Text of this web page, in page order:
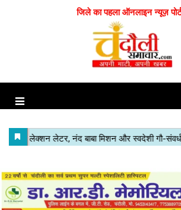
जिले का पहला ऑनलाइन न्यूज़